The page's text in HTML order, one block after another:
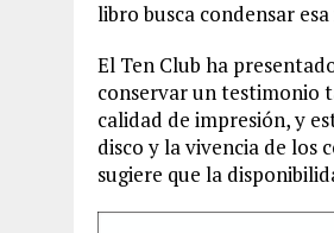
libro busca condensar
El Ten Club ha
conservar un testimonio
calidad de impresión, y
disco y la vivencia de los
sugiere que la